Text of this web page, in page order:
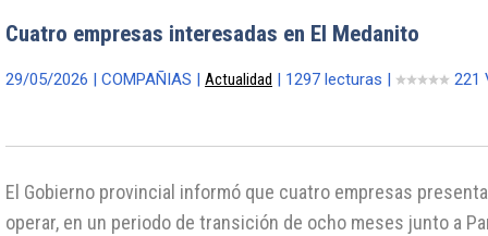
Cuatro empresas interesadas en El Medanito
29/05/2026 | COMPAÑIAS | Actualidad | 1297 lecturas | 221
El Gobierno provincial informó que cuatro empresas
operar, en un periodo de transición de ocho meses junto a